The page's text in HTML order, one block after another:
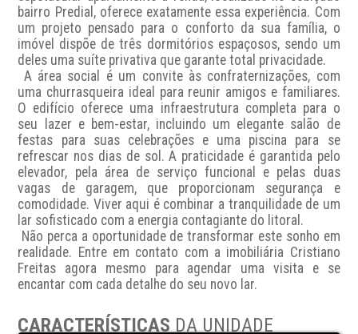
bairro Predial, oferece exatamente essa experiência. Com
um projeto pensado para o conforto da sua família, o
imóvel dispõe de três dormitórios espaçosos, sendo um
deles uma suíte privativa que garante total privacidade.
uma churrasqueira ideal para reunir amigos e familiares.
O edifício oferece uma infraestrutura completa para o
seu lazer e bem-estar, incluindo um elegante salão de
festas para suas celebrações e uma piscina para se
refrescar nos dias de sol. A praticidade é garantida pelo
elevador, pela área de serviço funcional e pelas duas
vagas de garagem, que proporcionam segurança e
comodidade. Viver aqui é combinar a tranquilidade de um
lar sofisticado com a energia contagiante do litoral.
realidade. Entre em contato com a imobiliária Cristiano
Freitas agora mesmo para agendar uma visita e se
encantar com cada detalhe do seu novo lar.
CARACTERÍSTICASDA UNIDADE